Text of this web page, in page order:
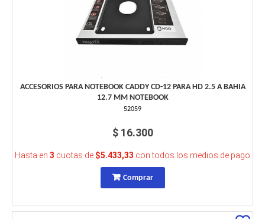
ACCESORIOS PARA NOTEBOOK CADDY CD-12 PARA HD 2.5 A BAHIA
12.7 MM NOTEBOOK
52059
$ 16.300
Hasta en 3 cuotas de $5.433,33 con todos los medios de pago
Comprar